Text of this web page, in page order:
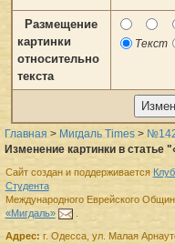
Размещение
картинки
относительно
текста
Текст
Главная > Мигдаль Times >
Изменение картинки в
Сайт создан и поддерживается
Студента
Международного Еврейского
«Мигдаль»
Адрес: г. Одесса, ул. Малая